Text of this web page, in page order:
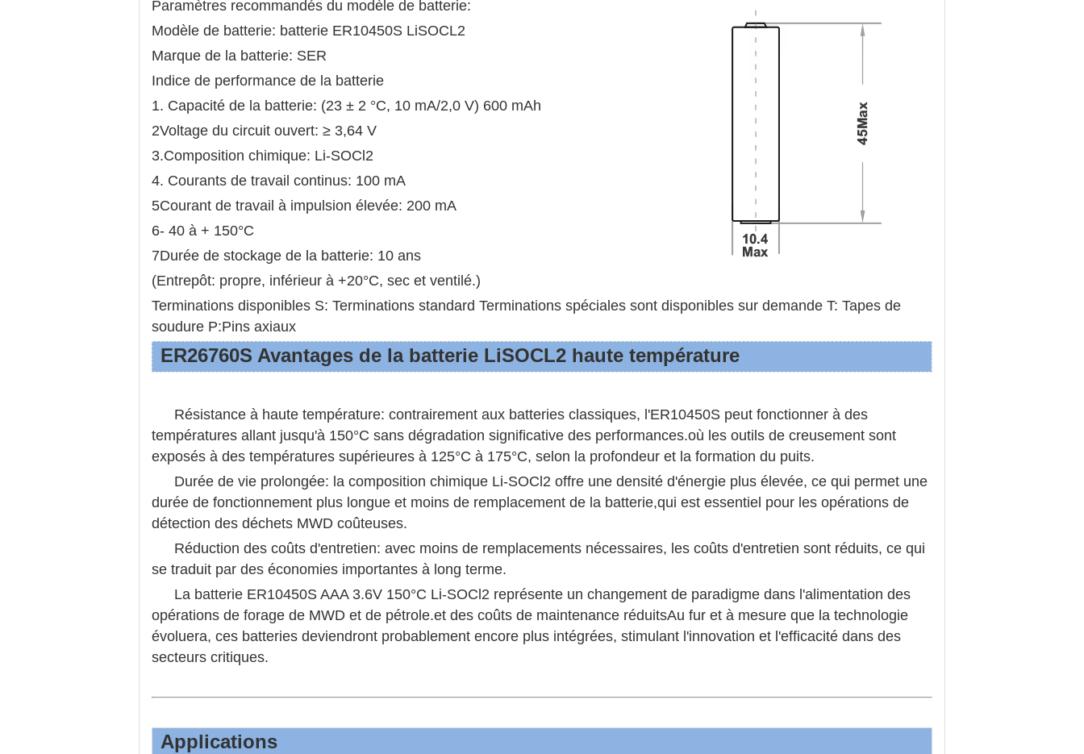
Paramètres recommandés du modèle de batterie:
Modèle de batterie: batterie ER10450S LiSOCL2
Marque de la batterie: SER
Indice de performance de la batterie
1. Capacité de la batterie: (23 ± 2 °C, 10 mA/2,0 V) 600 mAh
2Voltage du circuit ouvert: ≥ 3,64 V
3.Composition chimique: Li-SOCl2
4. Courants de travail continus: 100 mA
5Courant de travail à impulsion élevée: 200 mA
6- 40 à + 150°C
7Durée de stockage de la batterie: 10 ans
(Entrepôt: propre, inférieur à +20°C, sec et ventilé.)
Terminations disponibles S: Terminations standard Terminations spéciales sont disponibles sur demande T: Tapes de
soudure P:Pins axiaux
ER26760S Avantages de la batterie LiSOCL2 haute température
Résistance à haute température: contrairement aux batteries classiques, l'ER10450S peut fonctionner à des
températures allant jusqu'à 150°C sans dégradation significative des performances.où les outils de creusement sont
exposés à des températures supérieures à 125°C à 175°C, selon la profondeur et la formation du puits.
Durée de vie prolongée: la composition chimique Li-SOCl2 offre une densité d'énergie plus élevée, ce qui permet une
durée de fonctionnement plus longue et moins de remplacement de la batterie,qui est essentiel pour les opérations de
détection des déchets MWD coûteuses.
Réduction des coûts d'entretien: avec moins de remplacements nécessaires, les coûts d'entretien sont réduits, ce qui
se traduit par des économies importantes à long terme.
La batterie ER10450S AAA 3.6V 150°C Li-SOCl2 représente un changement de paradigme dans l'alimentation des
opérations de forage de MWD et de pétrole.et des coûts de maintenance réduitsAu fur et à mesure que la technologie
évoluera, ces batteries deviendront probablement encore plus intégrées, stimulant l'innovation et l'efficacité dans des
secteurs critiques.
Applications